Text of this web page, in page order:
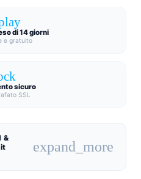
di 14 giorni
e gratuito
sicuro
SSL
&
expand_more